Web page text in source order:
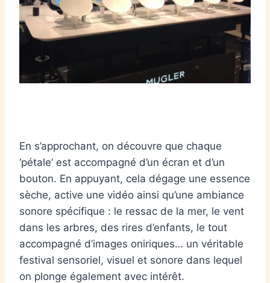
En s’approchant, on découvre que chaque
‘pétale’ est accompagné d’un écran et d’un
bouton. En appuyant, cela dégage une essence
sèche, active une vidéo ainsi qu’une ambiance
sonore spécifique : le ressac de la mer, le vent
dans les arbres, des rires d’enfants, le tout
accompagné d’images oniriques… un véritable
festival sensoriel, visuel et sonore dans lequel
on plonge également avec intérêt.